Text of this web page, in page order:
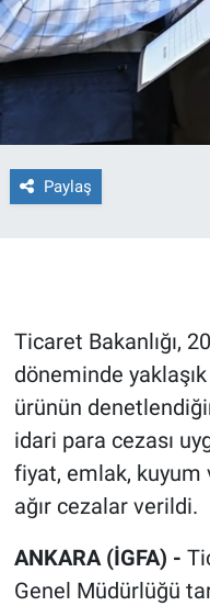
Paylaş
Ticaret Bakanlığı,
döneminde
ürünün
idari para cezası
fiyat, emlak,
ağır cezalar verildi.
ANKARA (İGFA) -
Genel Müdürlüğü